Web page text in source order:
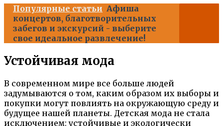
Популярные статьи Афиша
концертов, благотворительных
забегов и экскурсий - выберите
свое идеальное развлечение!
Устойчивая мода
В современном мире все больше людей
задумываются о том, каким образом их выборы и
покупки могут повлиять на окружающую среду и
будущее нашей планеты. Детская мода не стала
исключением: устойчивые и экологически